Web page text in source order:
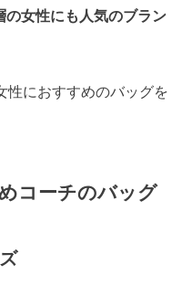
の女性にも人気のブラン
性におすすめのバッグを
コーチのバッグ